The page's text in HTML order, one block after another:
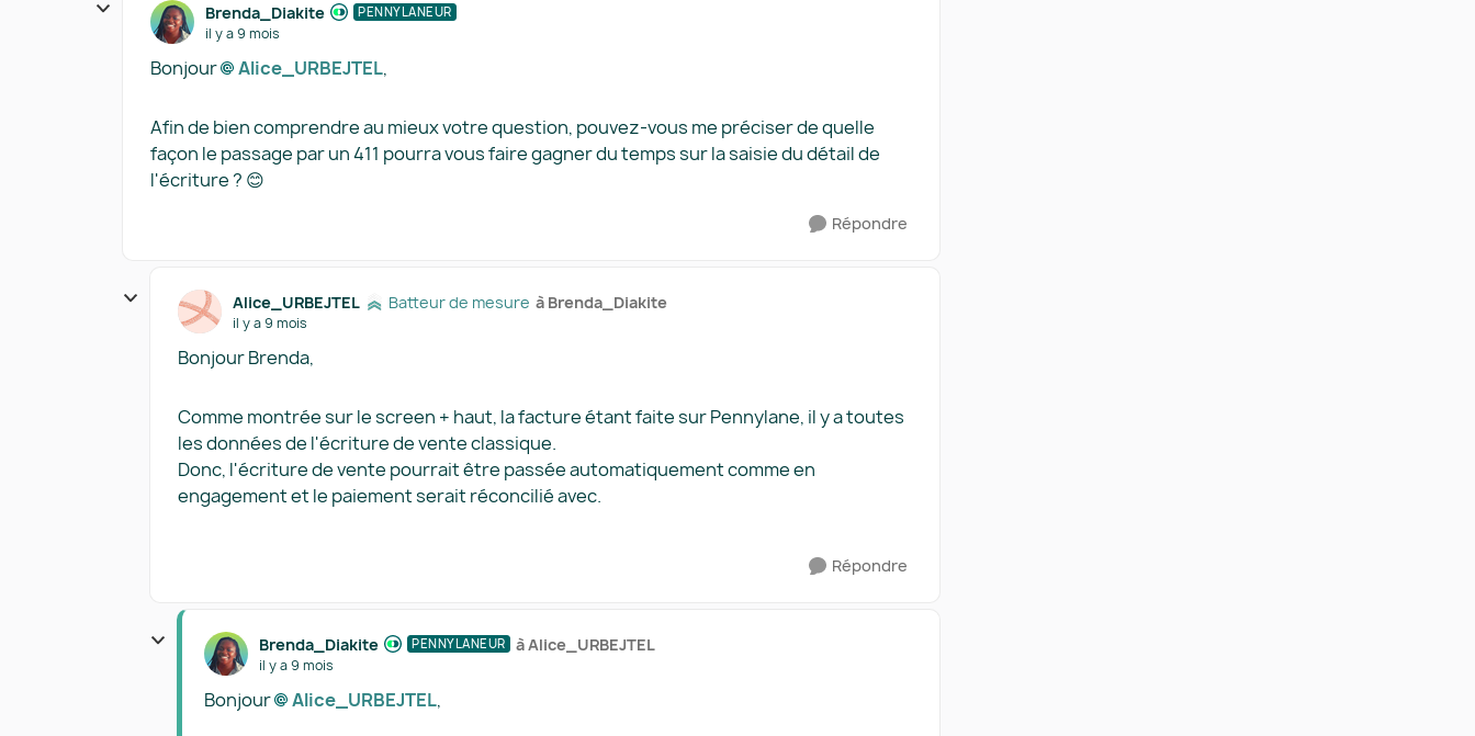
Brenda_Diakite PENNYLANEUR
il y a 9 mois
Bonjour Alice_URBEJTEL​,
Afin de bien comprendre au mieux votre question, pouvez-vous me préciser de quelle
façon le passage par un 411 pourra vous faire gagner du temps sur la saisie du détail de
l'écriture ? 😊
Répondre
Alice_URBEJTEL Batteur de mesure à Brenda_Diakite
il y a 9 mois
Bonjour Brenda,
Comme montrée sur le screen + haut, la facture étant faite sur Pennylane, il y a toutes
les données de l'écriture de vente classique.
Donc, l'écriture de vente pourrait être passée automatiquement comme en
engagement et le paiement serait réconcilié avec.
Répondre
Brenda_Diakite PENNYLANEUR à Alice_URBEJTEL
il y a 9 mois
Bonjour Alice_URBEJTEL​,